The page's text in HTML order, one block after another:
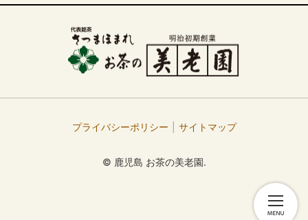
プライバシーポリシー サイトマップ
© 鹿児島 お茶の美老園.